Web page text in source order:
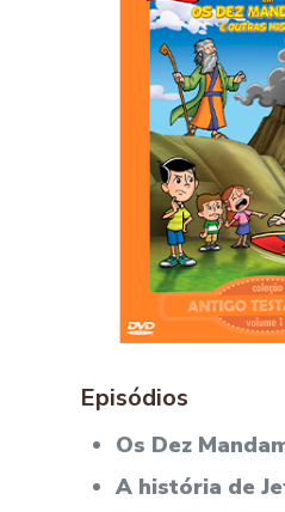
Episódios
Os Dez
A história de